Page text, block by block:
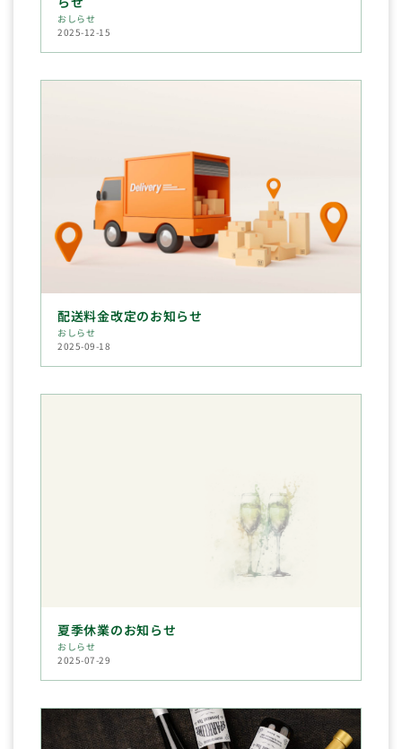
おしらせ
2025-12-15
配送料金改定のお知らせ
おしらせ
2025-09-18
夏季休業のお知らせ
おしらせ
2025-07-29